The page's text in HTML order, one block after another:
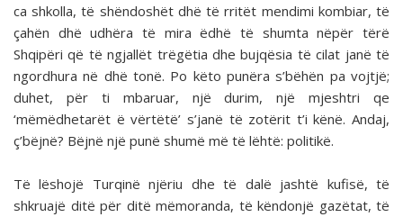
ca shkolla, të shëndoshët dhë të rritët mendimi kombiar, të
çahën dhë udhëra të mira ëdhë të shumta nëpër tërë
Shqipëri që të ngjallët trëgëtia dhe bujqësia të cilat janë të
ngordhura në dhë tonë. Po këto punëra s’bëhën pa vojtjë;
duhet, për ti mbaruar, një durim, një mjeshtri qe
‘mëmëdhetarët ë vërtëtë’ s’janë të zotërit t’i kënë. Andaj,
ç’bëjnë? Bëjnë një punë shumë më të lëhtë: politikë.
Të lëshojë Turqinë njëriu dhe të dalë jashtë kufisë, të
shkruajë ditë për ditë mëmoranda, të këndonjë gazëtat, të